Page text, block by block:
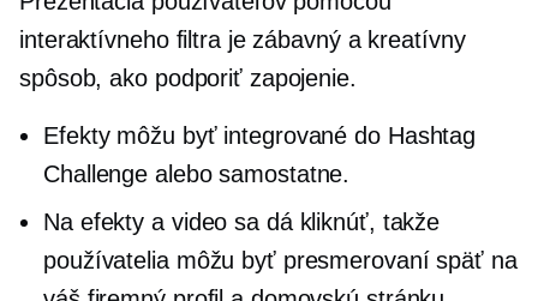
interaktívneho filtra je zábavný a kreatívny
spôsob, ako podporiť zapojenie.
Efekty môžu byť integrované do Hashtag
Challenge alebo samostatne.
Na efekty a video sa dá kliknúť, takže
používatelia môžu byť presmerovaní späť na